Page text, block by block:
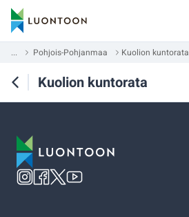
... Pohjois-Pohjanmaa Kuolion kuntorata
Kuolion kuntorata